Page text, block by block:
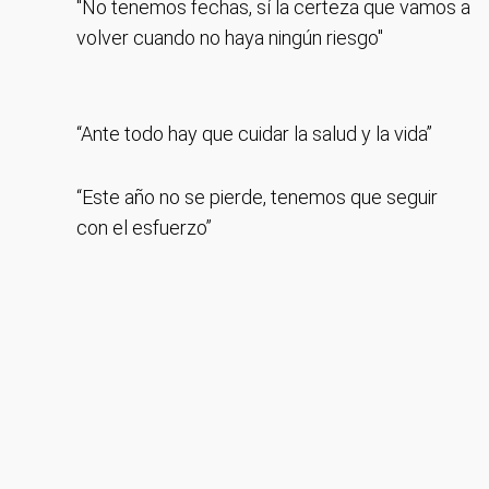
"No tenemos fechas, sí la certeza que vamos a
volver cuando no haya ningún riesgo"
“Ante todo hay que cuidar la salud y la vida”
“Este año no se pierde, tenemos que seguir
con el esfuerzo”